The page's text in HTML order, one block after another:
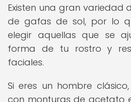
Existen una gran variedad
de gafas de sol, por lo
elegir aquellas que se
forma de tu rostro y
faciales.
Si eres un hombre
con monturas de acetato